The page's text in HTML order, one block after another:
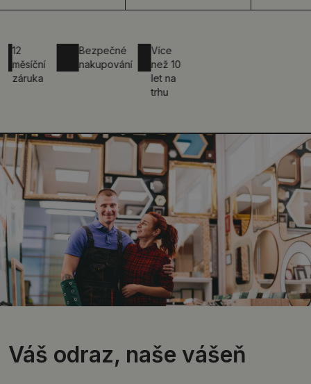
Bezpečné
nakupování
než 10
let na
Váš odraz, naše vášeň